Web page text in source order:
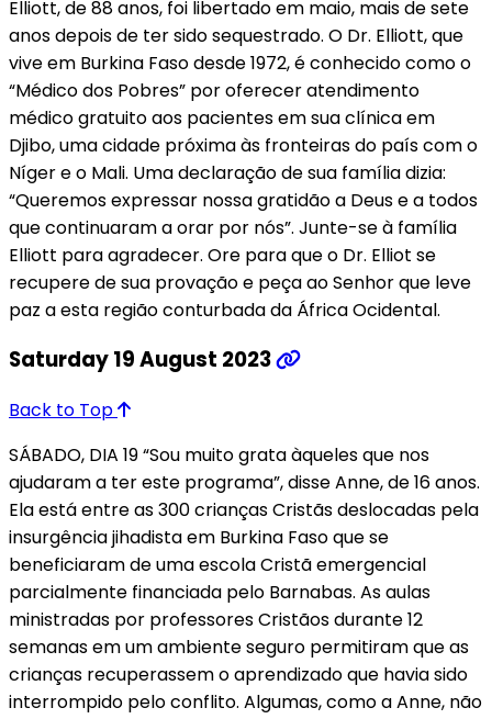
Elliott, de 88 anos, foi libertado em maio, mais de sete
anos depois de ter sido sequestrado. O Dr. Elliott, que
vive em Burkina Faso desde 1972, é conhecido como o
“Médico dos Pobres” por oferecer atendimento
médico gratuito aos pacientes em sua clínica em
Djibo, uma cidade próxima às fronteiras do país com o
Níger e o Mali. Uma declaração de sua família dizia:
“Queremos expressar nossa gratidão a Deus e a todos
que continuaram a orar por nós”. Junte-se à família
Elliott para agradecer. Ore para que o Dr. Elliot se
recupere de sua provação e peça ao Senhor que leve
paz a esta região conturbada da África Ocidental.
Saturday 19 August 2023
Back to Top
SÁBADO, DIA 19 “Sou muito grata àqueles que nos
ajudaram a ter este programa”, disse Anne, de 16 anos.
Ela está entre as 300 crianças Cristãs deslocadas pela
insurgência jihadista em Burkina Faso que se
beneficiaram de uma escola Cristã emergencial
parcialmente financiada pelo Barnabas. As aulas
ministradas por professores Cristãos durante 12
semanas em um ambiente seguro permitiram que as
crianças recuperassem o aprendizado que havia sido
interrompido pelo conflito. Algumas, como a Anne, não